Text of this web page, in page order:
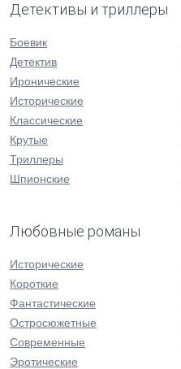
Детективы и триллеры
Боевик
Детектив
Иронические
Исторические
Классические
Крутые
Триллеры
Шпионские
Любовные романы
Исторические
Короткие
Фантастические
Остросюжетные
Современные
Эротические